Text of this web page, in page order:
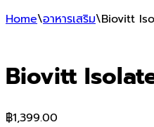
Home\อาหารเสริม\Biovitt
Biovitt
฿1,399.00